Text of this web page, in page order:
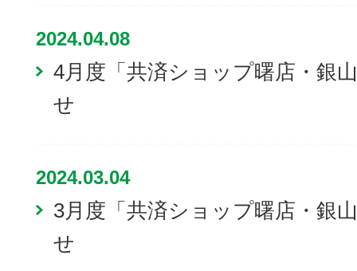
2024.04.08
4月度「共済ショップ曙店・銀
せ
2024.03.04
3月度「共済ショップ曙店・銀
せ